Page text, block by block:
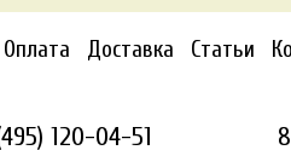
Оплата Доставка Статьи
120-04-51